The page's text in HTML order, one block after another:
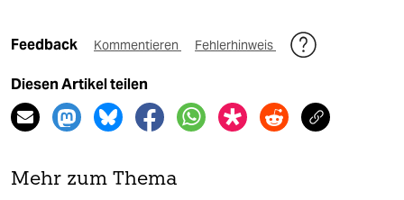
Feedback Kommentieren Fehlerhinweis
Diesen Artikel teilen
Mehr zum Thema